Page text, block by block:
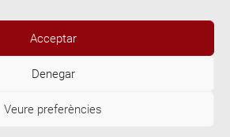
Acceptar
Denegar
Veure preferències
El Timbal. Tots els drets reservats
Avís Legal